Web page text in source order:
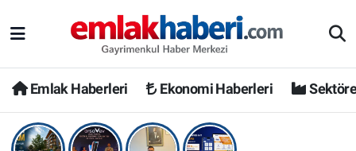
Emlak Haberleri Ekonomi Haberleri